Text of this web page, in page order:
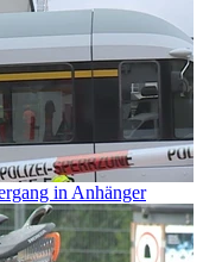
in Anhänger